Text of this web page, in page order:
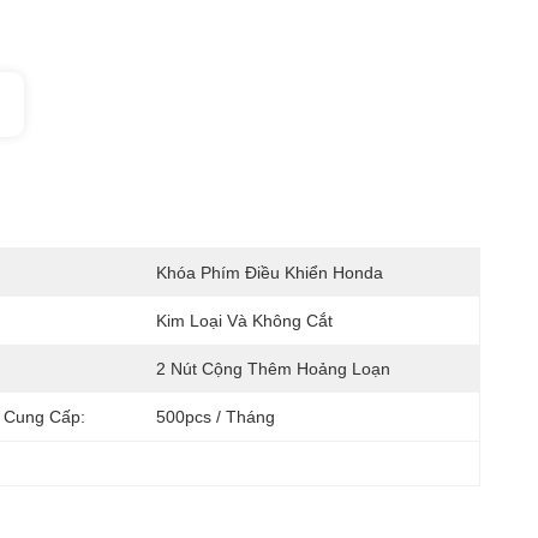
Khóa Phím Điều Khiển Honda
Kim Loại Và Không Cắt
2 Nút Cộng Thêm Hoảng Loạn
Cấp: 500pcs / Tháng